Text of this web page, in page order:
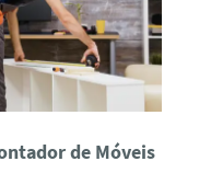
de Móveis